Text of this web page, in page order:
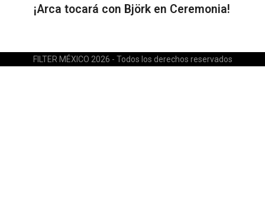
¡Arca tocará con Björk en Ceremonia!
FILTER MÉXICO 2026 - Todos los derechos reservados